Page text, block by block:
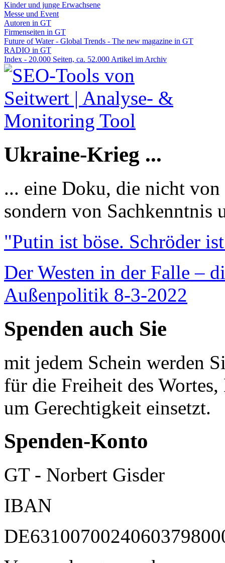
Kinder und junge Erwachsene
Messe und Event
Autoren in GT
Firmenseiten in GT
Future of Water - Global Trends - The new magazine in GT
RADIO in GT
Index - 20.000 Seiten, ca. 52.000 Artikel im Archiv
Ukraine-Krieg ...
... eine Doku, die nicht
sondern von Sachkenntnis
"Putin ist böse. Schröder
Der Westen in der Falle –
Außenpolitik 8-3-2022
Spenden auch Sie
mit jedem Schein werden
für die Freiheit des
um Gerechtigkeit einsetzt.
Spenden-Konto
GT - Norbert Gisder
IBAN